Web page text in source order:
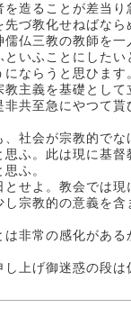
造ることが差当
づ教化せねばな
仏三教の教師を
いふことにした
にならうと思ひます
主義を基礎とし
共至急にやつて
社会が宗教的で
ふ。此は現に基
ふ。
せよ。教会では
し宗教的の意義を
非常の感化があ
上げ御迷惑の段は